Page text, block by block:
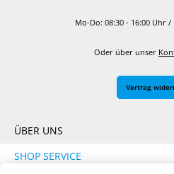
Mo-Do: 08:30 - 16:00 Uhr /
Oder über unser
Vertrag
ÜBER UNS
SHOP SERVICE